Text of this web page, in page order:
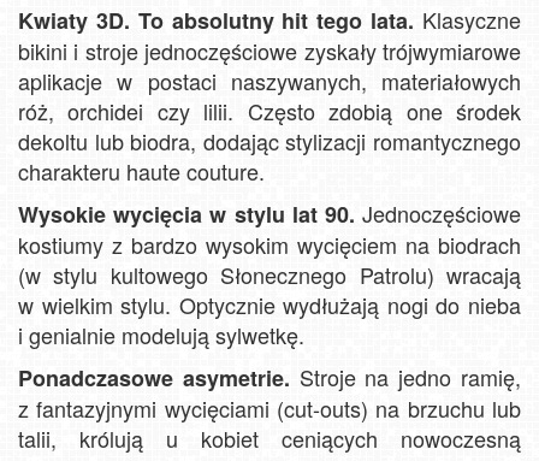
Kwiaty 3D. To absolutny hit tego lata. Klasyczne
bikini i stroje jednoczęściowe zyskały trójwymiarowe
aplikacje w postaci naszywanych, materiałowych
róż, orchidei czy lilii. Często zdobią one środek
dekoltu lub biodra, dodając stylizacji romantycznego
charakteru haute couture.
Wysokie wycięcia w stylu lat 90. Jednoczęściowe
kostiumy z bardzo wysokim wycięciem na biodrach
(w stylu kultowego Słonecznego Patrolu) wracają
w wielkim stylu. Optycznie wydłużają nogi do nieba
i genialnie modelują sylwetkę.
Ponadczasowe asymetrie. Stroje na jedno ramię,
z fantazyjnymi wycięciami (cut-outs) na brzuchu lub
talii, królują u kobiet ceniących nowoczesną